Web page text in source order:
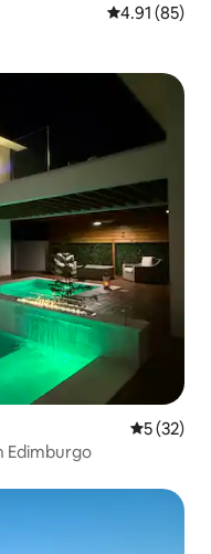
Calificación
4.91 (85)
5 (32)
Edimburgo